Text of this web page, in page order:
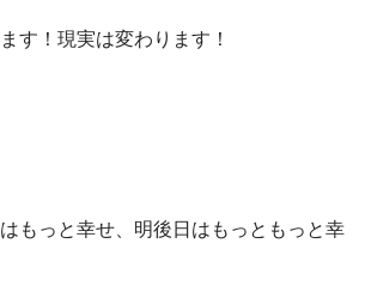
す！現実は変わります！
もっと幸せ、明後日はもっともっと幸